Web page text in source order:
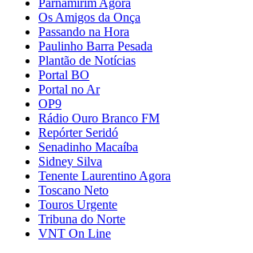
Parnamirim Agora
Os Amigos da Onça
Passando na Hora
Paulinho Barra Pesada
Plantão de Notícias
Portal BO
Portal no Ar
OP9
Rádio Ouro Branco FM
Repórter Seridó
Senadinho Macaíba
Sidney Silva
Tenente Laurentino Agora
Toscano Neto
Touros Urgente
Tribuna do Norte
VNT On Line